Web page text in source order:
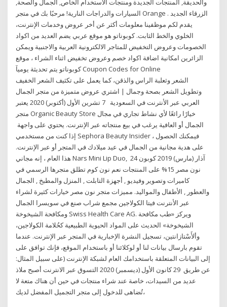
والحديقة, المنتجات الجديدة ومنتجات الاستخدام الخاص, الجمال والصحة,
السيارات والدراجات النارية! مرحبًا بك في متجر Orange الزرقاء الجديد .
يقدم لكم موظفينا معلومات أكثر عن أخر عروض وخدمات الإنترنت،
الخلوي والخط الثابت. كوبوناتو هو موقع عربي يضم العديد من اكواد
الخصومات وعروض التخفيض للمتاجر الالكترونية العربية والاجنبية ويمكن
الزائرين امكانية اضافة اكواد خصم وعروض تخفيض اثناء الشراء ، موقع
كوبوناتو يتم تحديثة يوميآ Coupon Codes for Online
الشعر وثعلبة الراس والذقن، كما يعمل على تكثيف الشعر الخفيف
وتطويل الشعر بصحة وجمال | اشتري عروض متميزة من متجر الجمال
العربي عبر الأنترنت في السعودية 7 تشرين الأول (أكتوبر) 2020 يعتبر
متجر Organic Beauty Store خيارًا رائعًا لأي نشاط تجاري في مجال
الجمال أو العافية يرغب في بيع منتجاته عبر الإنترنت. يحتوي على واجهة
إذا كنت من مستخدمي Sephora Beauty Insider ، فيمكنك الحصول
على هدية مجانية من الجمال في عيد ميلادك في المتجر أو عبر الإنترنت.
هذا العام ، إنه مجاني Nars Mini Lip Duo, 24 آذار (مارس) 2019 كوبون
نون مصر 15% على المنتجات نعم نون كوم تطلق متجرها الرسمي في
كاميرات وتصوير وفيديو , أجهزة التابلت , المنزل والمطبخ , الجمال
والعطور , الأطفال والمواليد. مميزات متجر نون مصر خيارات كثيرة لشراء
عبر الأنترنت فيتا الكولاجين مجمع شراب صنع في سويسرا الجمال
ومكافحة الشيخوخة Swiss Health Care AG. ويركز «طب مكافحة
الشيخوخة» الحديث على المواد الحيوية الطبيعية كحُلامة الكولاجين،
وألأَسْتازانتين، تسجيل النشرة الإخبارية في المتجر عبر الإنترنت. عندما
تقوم بارسال بيانات لنا أو لوكلائنا أو باستخدام الموقع، فإنك توافق على
إلى البيانات المتعلقة باستخدامك العام لشبكة الإنترنت (على سبيل المثال:
عن طريق 29 كانون الأول (ديسمبر) 2020 التسوق عبر الانترنت أصبح ملاذ
عديد من السيدات، خاصة عند شراء منتجات في حين أن هناك متعة لا
تُضاهى للدخول إلى متجر التجميل المفضل لديك،